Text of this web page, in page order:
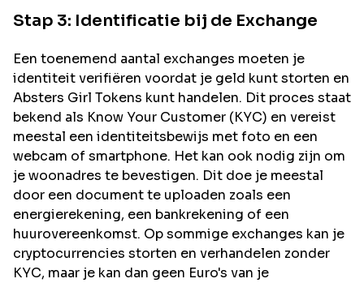
Stap 3: Identificatie bij de Exchange
Een toenemend aantal exchanges moeten je
identiteit verifiëren voordat je geld kunt storten en
Absters Girl Tokens kunt handelen. Dit proces staat
bekend als Know Your Customer (KYC) en vereist
meestal een identiteitsbewijs met foto en een
webcam of smartphone. Het kan ook nodig zijn om
je woonadres te bevestigen. Dit doe je meestal
door een document te uploaden zoals een
energierekening, een bankrekening of een
huurovereenkomst. Op sommige exchanges kan je
cryptocurrencies storten en verhandelen zonder
KYC, maar je kan dan geen Euro's van je